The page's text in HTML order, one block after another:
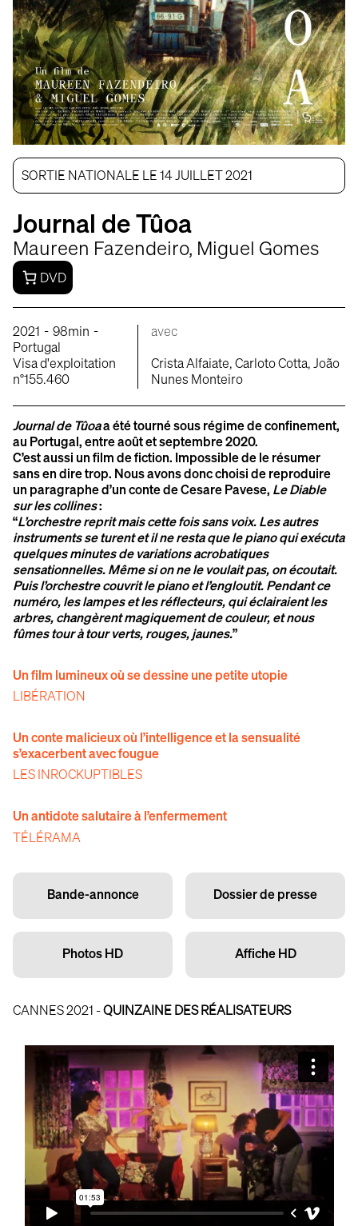
SORTIE NATIONALE LE 14 JUILLET 2021
Journal de Tûoa
Maureen Fazendeiro, Miguel Gomes
DVD
2021 - 98min -
Portugal
Visa d'exploitation
n°155.460
avec
Crista Alfaiate, Carloto Cotta, João
Nunes Monteiro
Journal de Tûoaa été tourné sous régime de confinement,
au Portugal, entre août et septembre 2020.
C’est aussi un film de fiction. Impossible de le résumer
sans en dire trop. Nous avons donc choisi de reproduire
un paragraphe d’un conte de Cesare Pavese, Le Diable
sur les collines:
“L’orchestre reprit mais cette fois sans voix. Les autres
instruments se turent et il ne resta que le piano qui exécuta
quelques minutes de variations acrobatiques
sensationnelles. Même si on ne le voulait pas, on écoutait.
Puis l’orchestre couvrit le piano et l’engloutit. Pendant ce
numéro, les lampes et les réflecteurs, qui éclairaient les
arbres, changèrent magiquement de couleur, et nous
fûmes tour à tour verts, rouges, jaunes.”
Un film lumineux où se dessine une petite utopie
LIBÉRATION
Un conte malicieux où l’intelligence et la sensualité
s’exacerbent avec fougue
LES INROCKUPTIBLES
Un antidote salutaire à l’enfermement
TÉLÉRAMA
Bande-annonce Dossier de presse
Photos HD Affiche HD
CANNES 2021 -QUINZAINE DES RÉALISATEURS